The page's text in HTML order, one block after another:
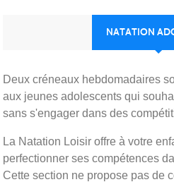
NATATION
Deux créneaux hebdomadaires
aux jeunes adolescents qui
sans s'engager dans des
La Natation Loisir offre à votre
perfectionner ses compétences
Cette section ne propose pas de